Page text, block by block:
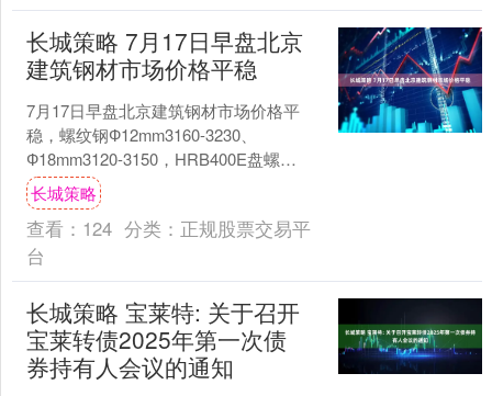
长城策略 7月17日早盘北京
建筑钢材市场价格平稳
7月17日早盘北京建筑钢材市场价格平
稳，螺纹钢Ф12mm3160-3230、
Ф18mm3120-3150，HRB400E盘螺
Ф10mm3270-3300。....
长城策略
查看： 124 分类： 正规股票交易平
台
长城策略 宝莱特: 关于召开
宝莱转债2025年第一次债
券持有人会议的通知